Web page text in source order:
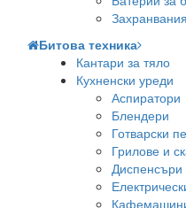
Битова техника
Кантари за тяло
Кухненски уреди
Аспиратори
Блендери
Готварски
Грилове и
Диспенсъри